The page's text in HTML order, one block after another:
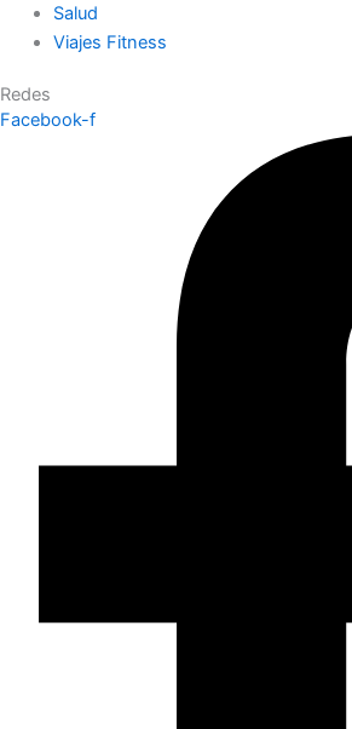
Salud
Viajes Fitness
Redes
Facebook-f